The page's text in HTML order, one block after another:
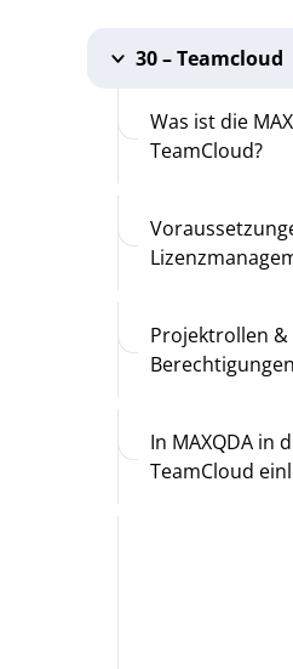
30 – Teamcloud
Was ist die
TeamCloud?
Projektrollen &
Berechtigungen
In MAXQDA in
TeamCloud